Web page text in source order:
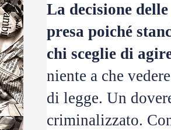
La decisione
presa poiché
chi sceglie di
niente a che
di legge. Un
criminalizzato.